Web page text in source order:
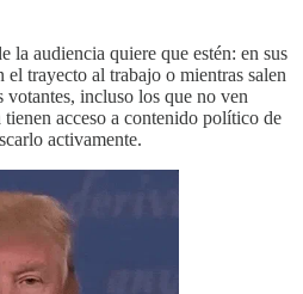
la audiencia quiere que estén: en sus
el trayecto al trabajo o mientras salen
incluso los que no ven
acceso a contenido político de
activamente.